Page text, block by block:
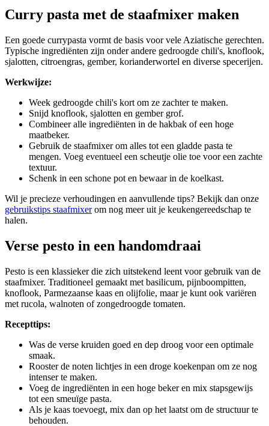
Curry pasta met de staafmixer maken
Een goede currypasta vormt de basis voor vele Aziatische gerechten.
Typische ingrediënten zijn onder andere gedroogde chili's, knoflook,
sjalotten, citroengras, gember, korianderwortel en diverse specerijen.
Werkwijze:
Week gedroogde chili's kort om ze zachter te maken.
Snijd knoflook, sjalotten en gember grof.
Combineer alle ingrediënten in de hakbak of een hoge
maatbeker.
Gebruik de staafmixer om alles tot een gladde pasta te
mengen. Voeg eventueel een scheutje olie toe voor een zachte
textuur.
Schenk in een schone pot en bewaar in de koelkast.
Wil je precieze verhoudingen en aanvullende tips? Bekijk dan onze
gebruikstips staafmixerom nog meer uit je keukengereedschap te
halen.
Verse pesto in een handomdraai
Pesto is een klassieker die zich uitstekend leent voor gebruik van de
staafmixer. Traditioneel gemaakt met basilicum, pijnboompitten,
knoflook, Parmezaanse kaas en olijfolie, maar je kunt ook variëren
met rucola, walnoten of zongedroogde tomaten.
Recepttips:
Was de verse kruiden goed en dep droog voor een optimale
smaak.
Rooster de noten lichtjes in een droge koekenpan om ze nog
intenser te maken.
Voeg de ingrediënten in een hoge beker en mix stapsgewijs
tot een smeuïge pasta.
Als je kaas toevoegt, mix dan op het laatst om de structuur te
behouden.